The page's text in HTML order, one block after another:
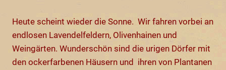
Heute scheint wieder die Sonne. Wir fahren vorbei an
endlosen Lavendelfeldern, Olivenhainen und
Weingärten. Wunderschön sind die urigen Dörfer mit
den ockerfarbenen Häusern und ihren von Plantanen